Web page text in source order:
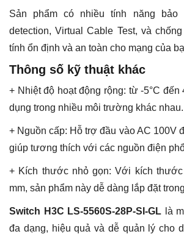
Sản phẩm có nhiều tính năng bảo
detection, Virtual Cable Test, và
tính ổn định và an toàn cho mạng của
Thông số kỹ thuật khác
+ Nhiệt độ hoạt động rộng: từ -5°C đến
dụng trong nhiều môi trường khác nhau.
+ Nguồn cấp: Hỗ trợ đầu vào AC 100V
giúp tương thích với các nguồn điện
+ Kích thước nhỏ gọn: Với kích
mm, sản phẩm này dễ dàng lắp đặt
Switch H3C LS-5560S-28P-SI-GL là
đa dạng, hiệu quả và dễ quản lý cho